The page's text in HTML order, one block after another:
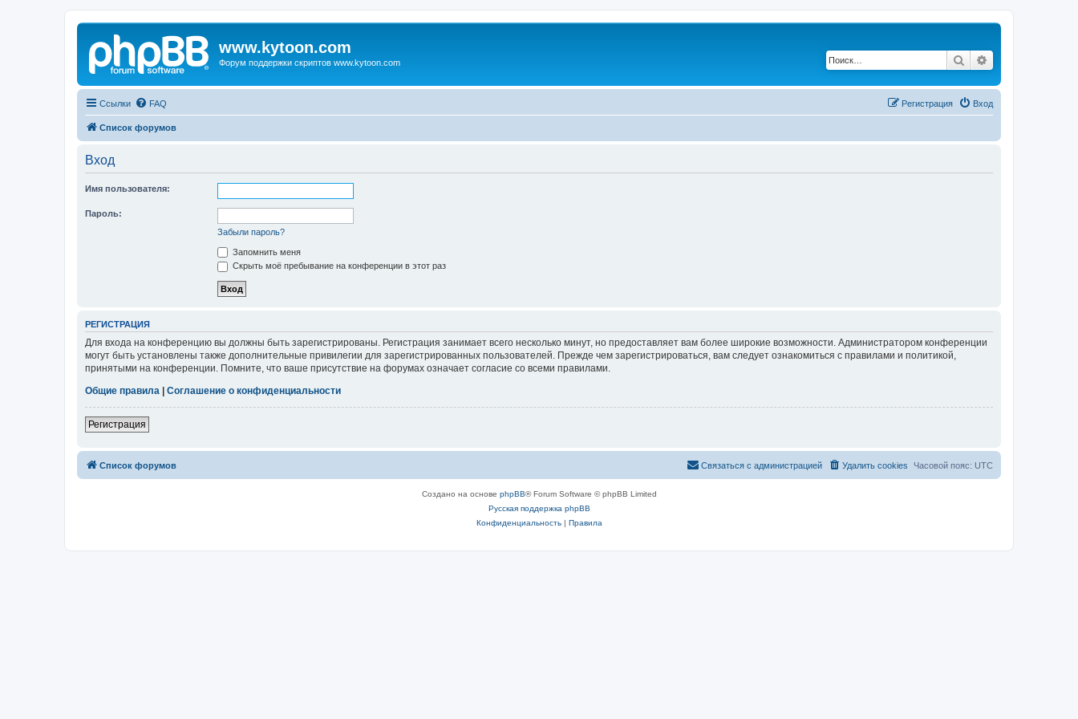
www.kytoon.com
Форум поддержки скриптов www.kytoon.com Поиск
Ссылки FAQ Вход
Регистрация
Список форумов
Вход
Имя пользователя:
Пароль:
Забыли пароль?
Запомнить меня
Скрыть моё пребывание на конференции в этот раз
РЕГИСТРАЦИЯ
Для входа на конференцию вы должны быть зарегистрированы. Регистрация занимает всего несколько минут, но предоставляет вам более широкие возможности. Администратором конференции
могут быть установлены также дополнительные привилегии для зарегистрированных пользователей. Прежде чем зарегистрироваться, вам следует ознакомиться с правилами и политикой,
принятыми на конференции. Помните, что ваше присутствие на форумах означает согласие со всеми правилами.
Общие правила
Соглашение о конфиденциальности
Регистрация
Список форумов Часовой пояс: UTC
Удалить cookies
Связаться с администрацией
Создано на основе phpBB® Forum Software © phpBB Limited
Русская поддержка phpBB
Конфиденциальность| Правила